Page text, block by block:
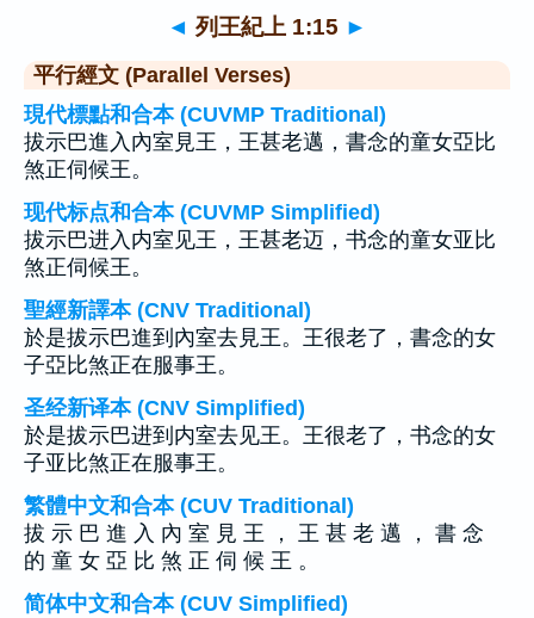
◄ 列王紀上 1:15 ►
平行經文 (Parallel Verses)
現代標點和合本 (CUVMP Traditional)
拔示巴進入內室見王，王甚老邁，書念的童女亞比
煞正伺候王。
现代标点和合本 (CUVMP Simplified)
拔示巴进入内室见王，王甚老迈，书念的童女亚比
煞正伺候王。
聖經新譯本 (CNV Traditional)
於是拔示巴進到內室去見王。王很老了，書念的女
子亞比煞正在服事王。
圣经新译本 (CNV Simplified)
於是拔示巴进到内室去见王。王很老了，书念的女
子亚比煞正在服事王。
繁體中文和合本 (CUV Traditional)
拔 示 巴 進 入 內 室 見 王 ， 王 甚 老 邁 ， 書 念
的 童 女 亞 比 煞 正 伺 候 王 。
简体中文和合本 (CUV Simplified)